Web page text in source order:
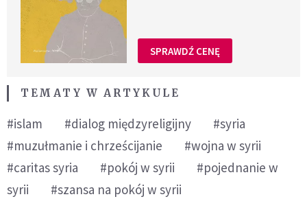
SPRAWDŹ CENĘ
TEMATY W ARTYKULE
#islam #dialog międzyreligijny
#syria
#muzułmanie i chrześcijanie
#wojna w syrii
#caritas syria
#pokój w syrii
#pojednanie w
syrii
#szansa na pokój w syrii